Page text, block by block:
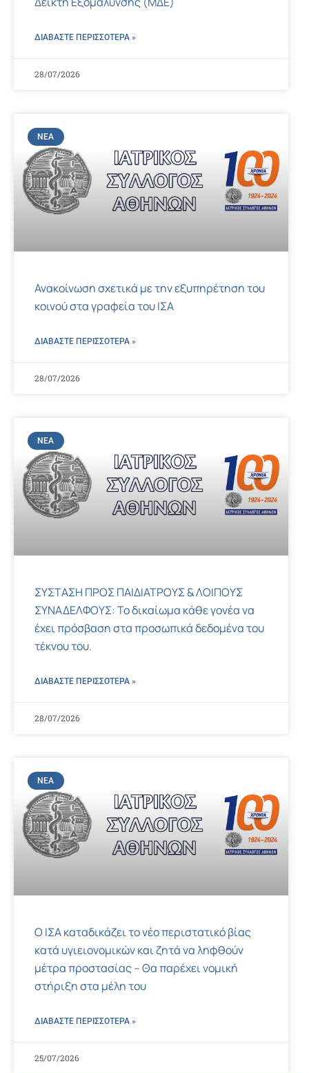
ΔΙΑΒΑΣΤΕ ΠΕΡΙΣΣΌΤΕΡΑ »
28/07/2026
ΝΈΑ
Ανακοίνωση σχετικά με την εξυπηρέτηση του
κοινού στα γραφεία του ΙΣΑ
ΔΙΑΒΑΣΤΕ ΠΕΡΙΣΣΌΤΕΡΑ »
28/07/2026
ΝΈΑ
ΣΥΣΤΑΣΗ ΠΡΟΣ ΠΑΙΔΙΑΤΡΟΥΣ & ΛΟΙΠΟΥΣ
ΣΥΝΑΔΕΛΦΟΥΣ: Το δικαίωμα κάθε γονέα να
έχει πρόσβαση στα προσωπικά δεδομένα του
τέκνου του.
ΔΙΑΒΑΣΤΕ ΠΕΡΙΣΣΌΤΕΡΑ »
28/07/2026
ΝΈΑ
Ο ΙΣΑ καταδικάζει το νέο περιστατικό βίας
κατά υγιειονομικών και ζητά να ληφθούν
μέτρα προστασίας – Θα παρέχει νομική
στήριξη στα μέλη του
ΔΙΑΒΑΣΤΕ ΠΕΡΙΣΣΌΤΕΡΑ »
25/07/2026